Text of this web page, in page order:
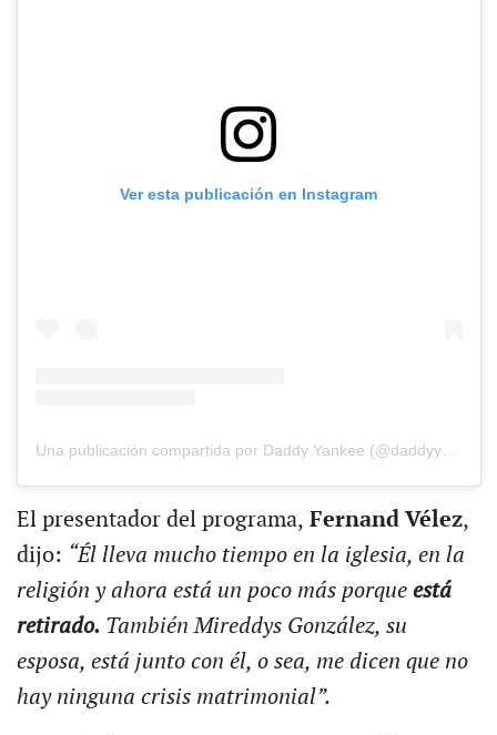
Ver esta publicación en Instagram
Una publicación compartida por Daddy Yankee (@daddyyankee)
El presentador del programa, Fernand Vélez,
dijo: “Él lleva mucho tiempo en la iglesia, en la
religión y ahora está un poco más porque está
retirado. También Mireddys González, su
esposa, está junto con él, o sea, me dicen que no
hay ninguna crisis matrimonial”.